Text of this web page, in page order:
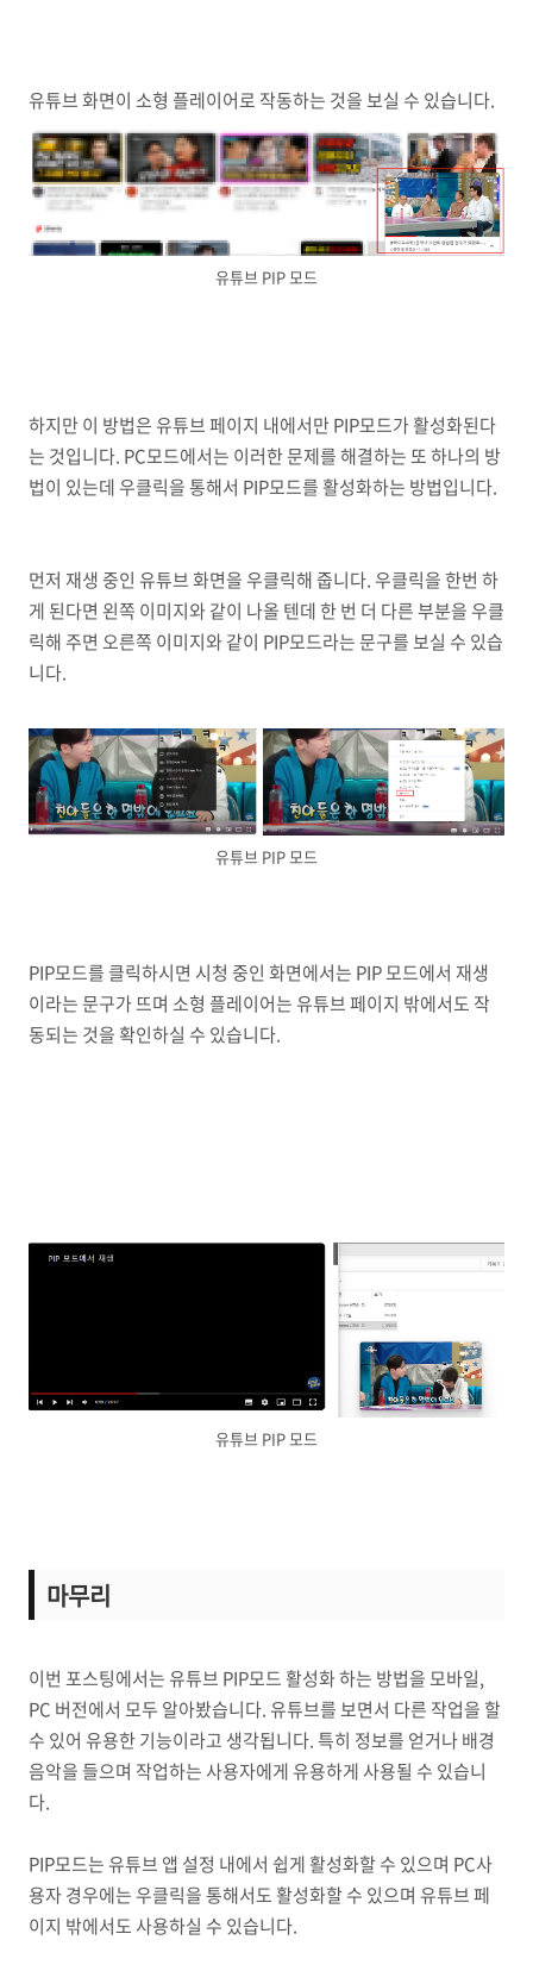
유튜브 화면이 소형 플레이어로 작동하는 것을 보실 수 있습니다.
유튜브 PIP 모드
하지만 이 방법은 유튜브 페이지 내에서만 PIP모드가 활성화된다
는 것입니다. PC모드에서는 이러한 문제를 해결하는 또 하나의 방
법이 있는데 우클릭을 통해서 PIP모드를 활성화하는 방법입니다.
먼저 재생 중인 유튜브 화면을 우클릭해 줍니다. 우클릭을 한번 하
게 된다면 왼쪽 이미지와 같이 나올 텐데 한 번 더 다른 부분을 우클
릭해 주면 오른쪽 이미지와 같이 PIP모드라는 문구를 보실 수 있습
니다.
유튜브 PIP 모드
PIP모드를 클릭하시면 시청 중인 화면에서는 PIP 모드에서 재생
이라는 문구가 뜨며 소형 플레이어는 유튜브 페이지 밖에서도 작
동되는 것을 확인하실 수 있습니다.
유튜브 PIP 모드
마무리
이번 포스팅에서는 유튜브 PIP모드 활성화 하는 방법을 모바일,
PC 버전에서 모두 알아봤습니다. 유튜브를 보면서 다른 작업을 할
수 있어 유용한 기능이라고 생각됩니다. 특히 정보를 얻거나 배경
음악을 들으며 작업하는 사용자에게 유용하게 사용될 수 있습니
다.
PIP모드는 유튜브 앱 설정 내에서 쉽게 활성화할 수 있으며 PC사
용자 경우에는 우클릭을 통해서도 활성화할 수 있으며 유튜브 페
이지 밖에서도 사용하실 수 있습니다.